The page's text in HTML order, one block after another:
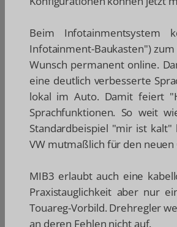
Beim
Infotainment-Baukasten")
Wunsch permanent online.
eine deutlich verbesserte
lokal im Auto. Damit feiert
Sprachfunktionen. So weit
Standardbeispiel "mir ist kalt"
VW mutmaßlich für den neuen
MIB3 erlaubt auch eine
Praxistauglichkeit aber nur
Touareg-Vorbild. Drehregler
an deren Fehlen nicht auf.